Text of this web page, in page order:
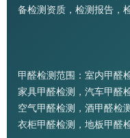
备检测资质，检测报告，
甲醛检测范围：室内甲醛
家具甲醛检测，汽车甲醛
空气甲醛检测，酒甲醛检
衣柜甲醛检测，地板甲醛